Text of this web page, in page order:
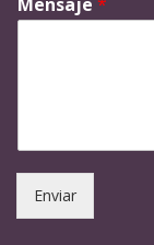
Enviar